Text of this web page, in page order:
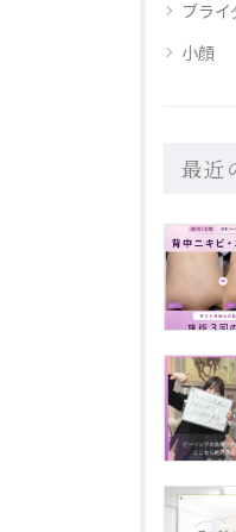
ブライ
小顔
最近